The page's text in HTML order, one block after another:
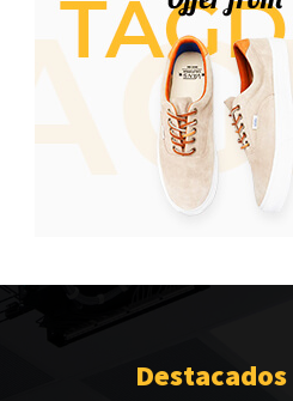
Destacados